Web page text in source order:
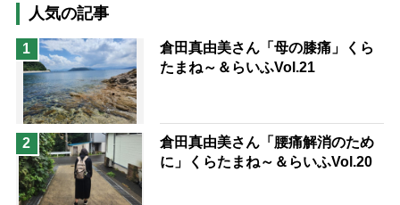
高木ブー
ケアマネジャー
猫が母になつきません
息子の遠距離介護サバイバル術
兄がボケました
予防法
人気の記事
1
倉田真由美さん「母の膝痛」くら
たまね～＆らいふVol.21
2
倉田真由美さん「腰痛解消のため
に」くらたまね～＆らいふVol.20